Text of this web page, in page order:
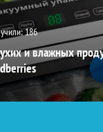
186
и влажных